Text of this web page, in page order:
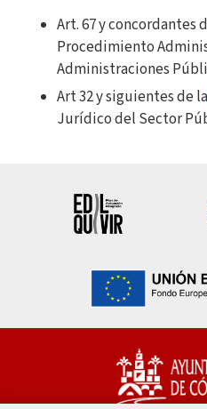
Art. 67 y concordantes
Procedimiento
Administraciones
Art 32 y siguientes de la
Jurídico del Sector